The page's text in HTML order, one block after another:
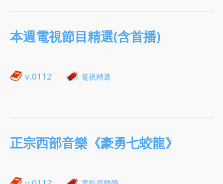
本週電視節目精選(含首播)
v.0112 電視精選
正宗西部音樂《豪勇七蛟龍》